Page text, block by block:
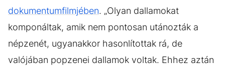
dokumentumfilmjében. „Olyan dallamokat
komponáltak, amik nem pontosan utánozták a
népzenét, ugyanakkor hasonlítottak rá, de
valójában popzenei dallamok voltak. Ehhez aztán